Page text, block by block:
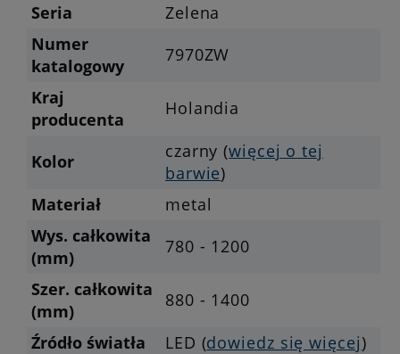
Seria
Zelena
Numer
katalogowy
7970ZW
Kraj
producenta
Holandia
Kolor czarny (więcej o tej
barwie)
Materiał
metal
Wys. całkowita
(mm)
780 - 1200
Szer. całkowita
(mm)
880 - 1400
Źródło światła
LED (dowiedz się więcej)